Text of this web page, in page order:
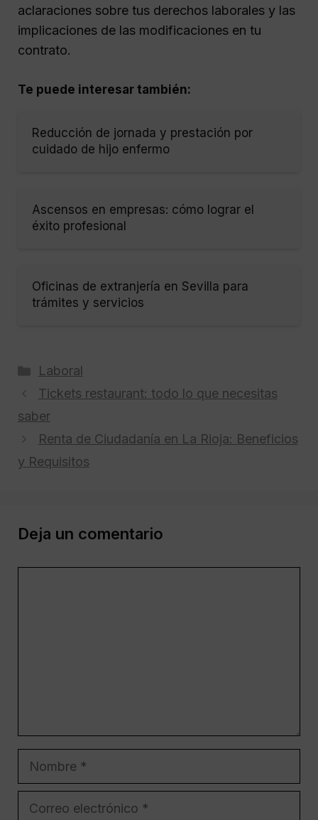
aclaraciones sobre tus derechos laborales y las
implicaciones de las modificaciones en tu
contrato.
Te puede interesar también:
Reducción de jornada y prestación por
cuidado de hijo enfermo
Ascensos en empresas: cómo lograr el
éxito profesional
Oficinas de extranjería en Sevilla para
trámites y servicios
Categorías
Laboral
Tickets restaurant: todo lo que necesitas
saber
Renta de Ciudadanía en La Rioja: Beneficios
y Requisitos
Deja un comentario
Nombre
Correo